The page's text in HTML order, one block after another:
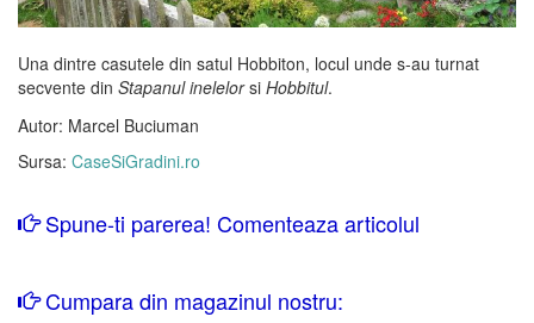
Una dintre casutele din satul Hobbiton, locul unde s-au turnat
secvente din Stapanul inelelorsi Hobbitul.
Autor: Marcel Buciuman
Sursa: CaseSiGradini.ro
Spune-ti parerea! Comenteaza articolul
Cumpara din magazinul nostru: